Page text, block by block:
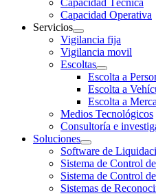
Capacidad Técnica
Capacidad Operativa
Servicios
Vigilancia fija
Vigilancia movil
Escoltas
Escolta a
Escolta a
Escolta a
Medios Tecnológicos
Consultoría e
Soluciones
Software de
Sistema de Control
Sistema de Control
Sistemas de